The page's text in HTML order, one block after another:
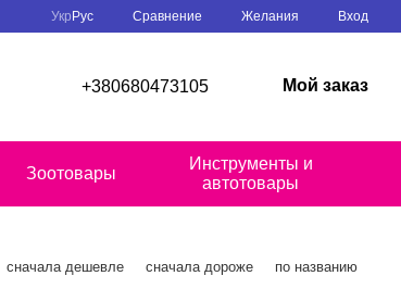
Укр Рус Сравнение Желания Вход
+380680473105 Мой заказ
Зоотовары
Инструменты и
автотовары
сначала дешевле сначала дороже по названию